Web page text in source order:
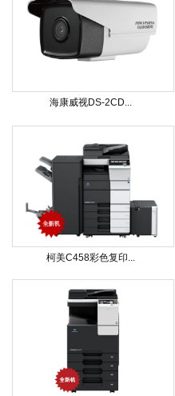
海康威视DS-2CD...
柯美C458彩色复印...